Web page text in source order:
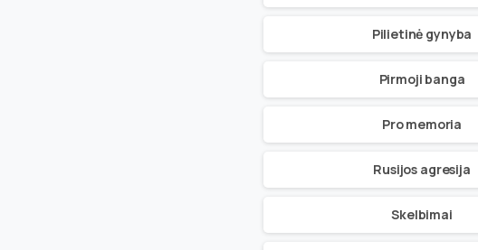
Pilietinė gynyba
Pirmoji banga
Pro memoria
Rusijos agresija
Skelbimai